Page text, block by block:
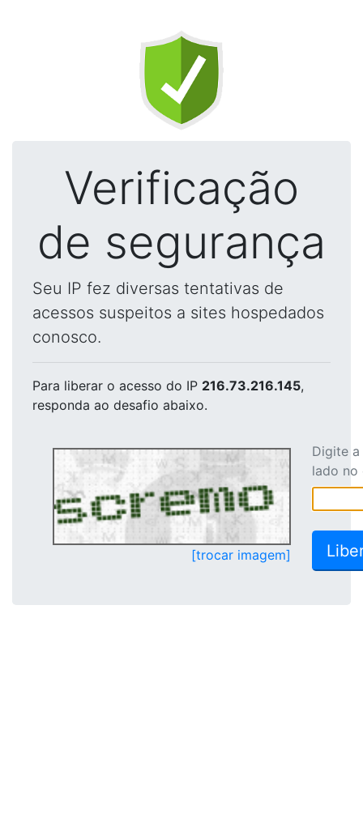
Verificação
de segurança
Seu IP fez diversas tentativas de
acessos suspeitos a sites hospedados
conosco.
Para liberar o acesso do IP 216.73.216.145,
responda ao desafio abaixo.
[trocar imagem]
Digite
lado no